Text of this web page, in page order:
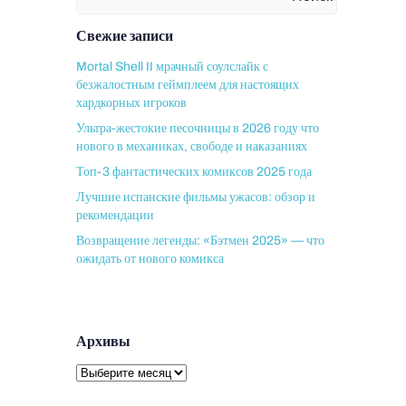
Свежие записи
Mortal Shell II мрачный соулслайк с
безжалостным геймплеем для настоящих
хардкорных игроков
Ультра-жестокие песочницы в 2026 году что
нового в механиках, свободе и наказаниях
Топ-3 фантастических комиксов 2025 года
Лучшие испанские фильмы ужасов: обзор и
рекомендации
Возвращение легенды: «Бэтмен 2025» — что
ожидать от нового комикса
Архивы
Архивы